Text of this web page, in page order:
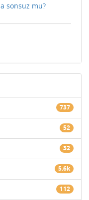
sonsuz mu?
737
52
32
5.6k
112